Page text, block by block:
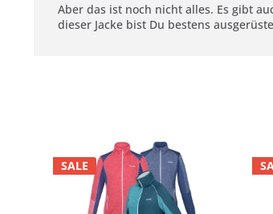
Aber das ist noch nicht alles. Es gibt
dieser Jacke bist Du bestens
SALE